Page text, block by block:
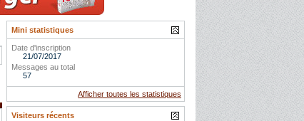
Mini statistiques
Date d'inscription
21/07/2017
Messages au total
57
Afficher toutes les statistiques
Visiteurs récents